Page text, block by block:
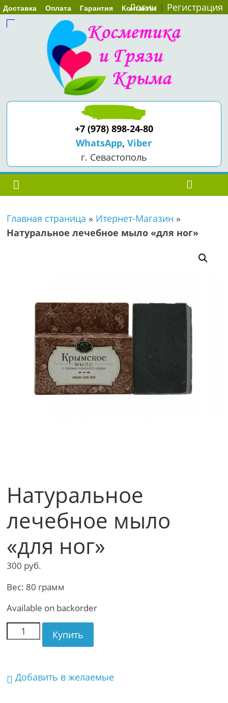
Доставка Оплата Гарантия Контакты
Логин | Регистрация
+7 (978) 898-24-80
WhatsApp,Viber
г. Севастополь
Главная страница » Итернет-Магазин »
Натуральное лечебное мыло «для ног»
Натуральное
лечебное мыло
«для ног»
300 руб.
Вес: 80 грамм
Available on backorder
Купить
Добавить в желаемые